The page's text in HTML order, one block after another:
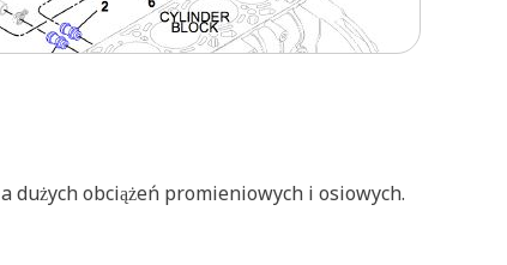
dużych obciążeń promieniowych i osiowych.